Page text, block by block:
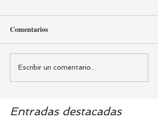
Comentarios
Escribir un comentario...
Entradas destacadas